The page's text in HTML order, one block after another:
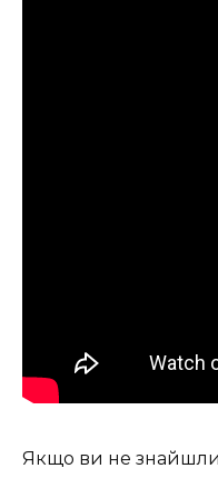
Якщо ви не знайшли